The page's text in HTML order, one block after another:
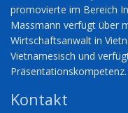
promovierte im Bereich
Massmann verfügt über
Wirtschaftsanwalt in
Vietnamesisch und
Präsentationskompetenz.
Kontakt